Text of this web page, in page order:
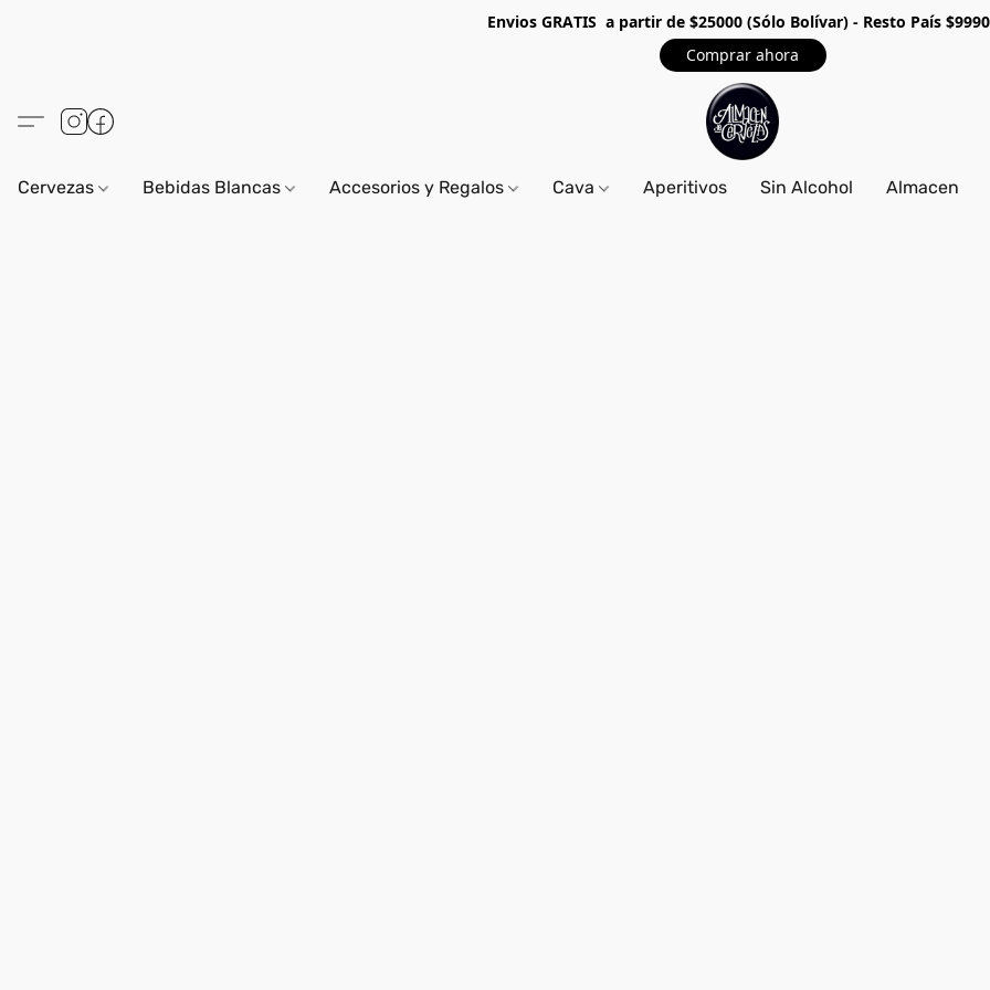
Envios GRATIS a partir de $25000 (Sólo Bolívar) - Resto País
Comprar ahora
Cervezas Bebidas Blancas Accesorios y Regalos Cava Aperitivos Sin Alcohol Almacen